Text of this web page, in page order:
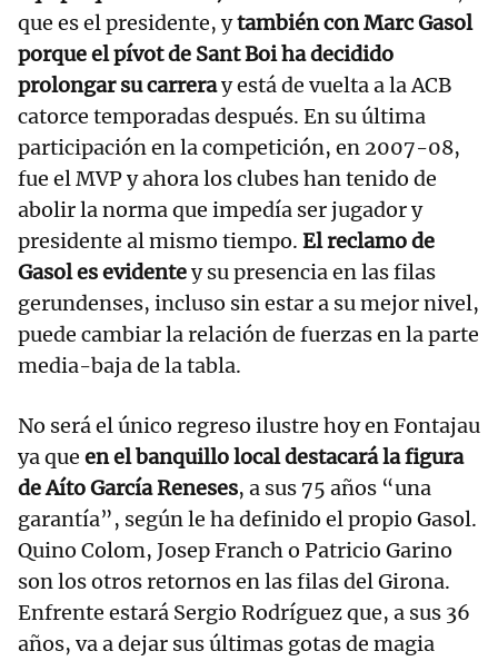
que es el presidente, ytambién con Marc Gasol
porque el pívot de Sant Boi ha decidido
prolongar su carreray está de vuelta a la ACB
catorce temporadas después. En su última
participación en la competición, en 2007-08,
fue el MVP y ahora los clubes han tenido de
abolir la norma que impedía ser jugador y
presidente al mismo tiempo. El reclamo de
Gasol es evidentey su presencia en las filas
gerundenses, incluso sin estar a su mejor nivel,
puede cambiar la relación de fuerzas en la parte
media-baja de la tabla.
No será el único regreso ilustre hoy en Fontajau
ya que en el banquillo local destacará la figura
de Aíto García Reneses, a sus 75 años “una
garantía”, según le ha definido el propio Gasol.
Quino Colom, Josep Franch o Patricio Garino
son los otros retornos en las filas del Girona.
Enfrente estará Sergio Rodríguez que, a sus 36
años, va a dejar sus últimas gotas de magia